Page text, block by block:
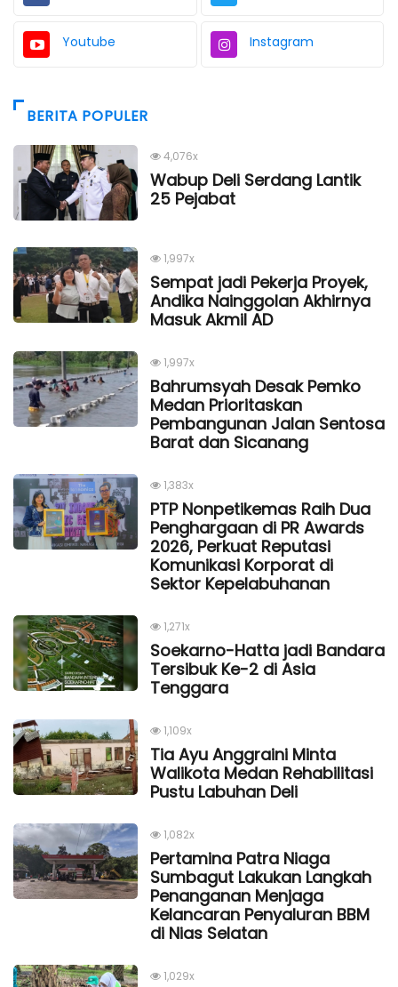
Youtube Instagram
BERITA POPULER
4,076x
Wabup Deli Serdang Lantik
25 Pejabat
1,997x
Sempat jadi Pekerja Proyek,
Andika Nainggolan Akhirnya
Masuk Akmil AD
1,997x
Bahrumsyah Desak Pemko
Medan Prioritaskan
Pembangunan Jalan Sentosa
Barat dan Sicanang
1,383x
PTP Nonpetikemas Raih Dua
Penghargaan di PR Awards
2026, Perkuat Reputasi
Komunikasi Korporat di
Sektor Kepelabuhanan
1,271x
Soekarno-Hatta jadi Bandara
Tersibuk Ke-2 di Asia
Tenggara
1,109x
Tia Ayu Anggraini Minta
Walikota Medan Rehabilitasi
Pustu Labuhan Deli
1,082x
Pertamina Patra Niaga
Sumbagut Lakukan Langkah
Penanganan Menjaga
Kelancaran Penyaluran BBM
di Nias Selatan
1,029x